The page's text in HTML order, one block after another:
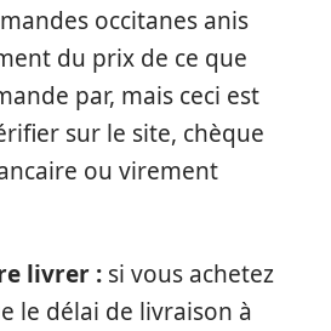
occitanes anis
du prix de ce que
par, mais ceci est
sur le site, chèque
ou virement
livrer : si vous achetez
le délai de livraison à